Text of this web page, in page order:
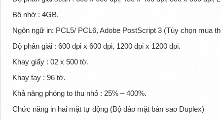
Bộ nhớ : 4GB.
Ngôn ngữ in: PCL5/ PCL6, Adobe PostScript 3 (Tùy chọn mua
Độ phân giải : 600 dpi x 600 dpi, 1200 dpi x 1200 dpi.
Khay giấy : 02 x 500 tờ.
Khay tay : 96 tờ.
Khả năng phóng to thu nhỏ : 25% – 400%.
Chức năng in hai mặt tự động (Bộ đảo mặt bản sao Duplex)